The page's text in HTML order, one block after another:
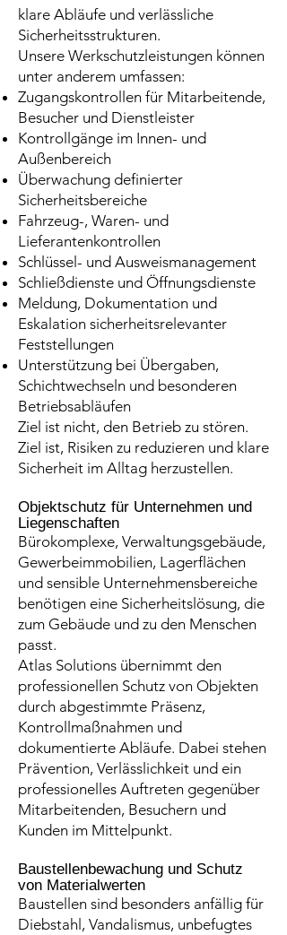
klare Abläufe und verlässliche
Sicherheitsstrukturen.
Unsere Werkschutzleistungen können
unter anderem umfassen:
Zugangskontrollen für Mitarbeitende,
Besucher und Dienstleister
Kontrollgänge im Innen- und
Außenbereich
Überwachung definierter
Sicherheitsbereiche
Fahrzeug-, Waren- und
Lieferantenkontrollen
Schlüssel- und Ausweismanagement
Schließdienste und Öffnungsdienste
Meldung, Dokumentation und
Eskalation sicherheitsrelevanter
Feststellungen
Unterstützung bei Übergaben,
Schichtwechseln und besonderen
Betriebsabläufen
Ziel ist nicht, den Betrieb zu stören.
Ziel ist, Risiken zu reduzieren und klare
Sicherheit im Alltag herzustellen.
Objektschutz für Unternehmen und
Liegenschaften
Bürokomplexe, Verwaltungsgebäude,
Gewerbeimmobilien, Lagerflächen
und sensible Unternehmensbereiche
benötigen eine Sicherheitslösung, die
zum Gebäude und zu den Menschen
passt.
Atlas Solutions übernimmt den
professionellen Schutz von Objekten
durch abgestimmte Präsenz,
Kontrollmaßnahmen und
dokumentierte Abläufe. Dabei stehen
Prävention, Verlässlichkeit und ein
professionelles Auftreten gegenüber
Mitarbeitenden, Besuchern und
Kunden im Mittelpunkt.
Baustellenbewachung und Schutz
von Materialwerten
Baustellen sind besonders anfällig für
Diebstahl, Vandalismus, unbefugtes